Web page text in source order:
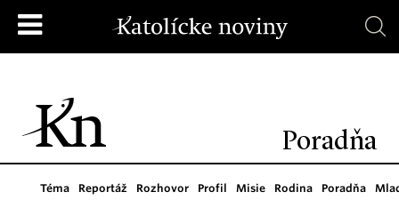
Poradňa
Téma Reportáž Rozhovor Profil Misie Rodina Poradňa